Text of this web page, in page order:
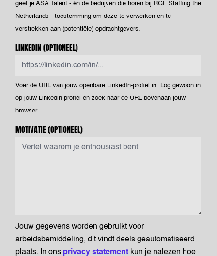
geef je ASA Talent - én de bedrijven die horen bij RGF Staffing the
Netherlands - toestemming om deze te verwerken en te
verstrekken aan (potentiële) opdrachtgevers.
LINKEDIN(OPTIONEEL)
Voer de URL van jouw openbare LinkedIn-profiel in. Log gewoon in
op jouw Linkedin-profiel en zoek naar de URL bovenaan jouw
browser.
MOTIVATIE(OPTIONEEL)
Jouw gegevens worden gebruikt voor
arbeidsbemiddeling, dit vindt deels geautomatiseerd
plaats. In ons privacy statement kun je nalezen hoe